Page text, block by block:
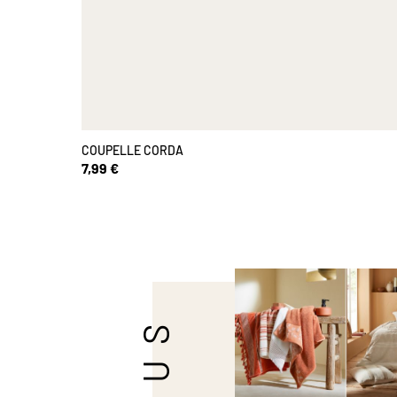
COUPELLE CORDA
7,99 €